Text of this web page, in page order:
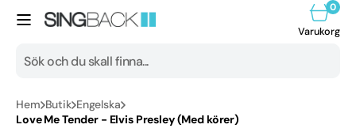
till
Alla produkter
Sök
Varukorg
00
Hem Butik Engelska
Love Me Tender - Elvis Presley (Med körer)